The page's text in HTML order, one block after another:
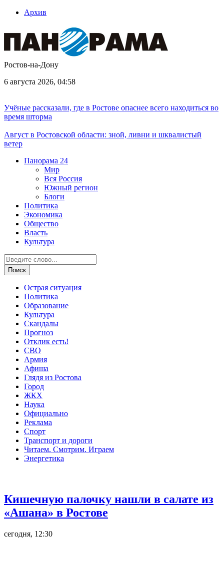
Архив
Ростов-на-Дону
6 августа 2026, 04:58
Учёные рассказали, где в Ростове опаснее всего находиться во
время шторма
Август в Ростовской области: зной, ливни и шквалистый
ветер
Панорама 24
Мир
Вся Россия
Южный регион
Блоги
Политика
Экономика
Общество
Власть
Культура
Острая ситуация
Политика
Образование
Культура
Скандалы
Прогноз
Отклик есть!
СВО
Армия
Афиша
Глядя из Ростова
Город
ЖКХ
Наука
Официально
Реклама
Спорт
Транспорт и дороги
Читаем. Смотрим. Играем
Энергетика
Кишечную палочку нашли в салате из
«Ашана» в Ростове
сегодня, 12:30